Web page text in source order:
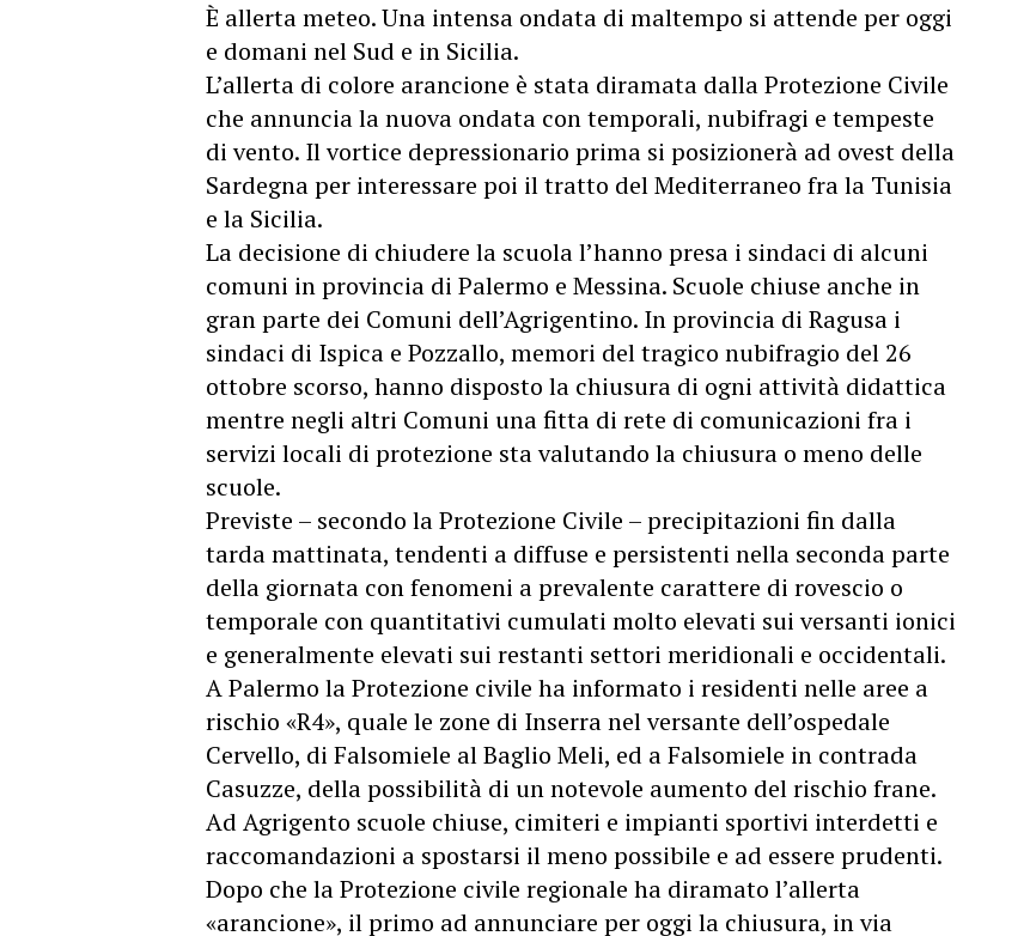
È allerta meteo. Una intensa ondata di maltempo si attende per oggi
e domani nel Sud e in Sicilia.
L’allerta di colore arancione è stata diramata dalla Protezione Civile
che annuncia la nuova ondata con temporali, nubifragi e tempeste
di vento. Il vortice depressionario prima si posizionerà ad ovest della
Sardegna per interessare poi il tratto del Mediterraneo fra la Tunisia
e la Sicilia.
La decisione di chiudere la scuola l’hanno presa i sindaci di alcuni
comuni in provincia di Palermo e Messina. Scuole chiuse anche in
gran parte dei Comuni dell’Agrigentino. In provincia di Ragusa i
sindaci di Ispica e Pozzallo, memori del tragico nubifragio del 26
ottobre scorso, hanno disposto la chiusura di ogni attività didattica
mentre negli altri Comuni una fitta di rete di comunicazioni fra i
servizi locali di protezione sta valutando la chiusura o meno delle
scuole.
Previste – secondo la Protezione Civile – precipitazioni fin dalla
tarda mattinata, tendenti a diffuse e persistenti nella seconda parte
della giornata con fenomeni a prevalente carattere di rovescio o
temporale con quantitativi cumulati molto elevati sui versanti ionici
e generalmente elevati sui restanti settori meridionali e occidentali.
A Palermo la Protezione civile ha informato i residenti nelle aree a
rischio «R4», quale le zone di Inserra nel versante dell’ospedale
Cervello, di Falsomiele al Baglio Meli, ed a Falsomiele in contrada
Casuzze, della possibilità di un notevole aumento del rischio frane.
Ad Agrigento scuole chiuse, cimiteri e impianti sportivi interdetti e
raccomandazioni a spostarsi il meno possibile e ad essere prudenti.
Dopo che la Protezione civile regionale ha diramato l’allerta
«arancione», il primo ad annunciare per oggi la chiusura, in via